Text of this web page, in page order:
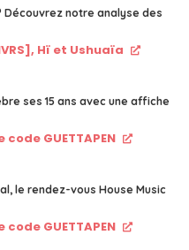
Découvrez notre analyse des
Hï et Ushuaïa
ses 15 ans avec une affiche
code GUETTAPEN
le rendez-vous House Music
code GUETTAPEN